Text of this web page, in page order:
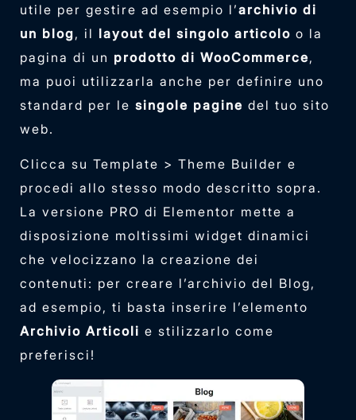
utile per gestire ad esempio l’archivio di
un blog, il layout del singolo articolo o la
pagina di un prodotto di WooCommerce,
ma puoi utilizzarla anche per definire uno
standard per le singole pagine del tuo sito
web.
Clicca su Template > Theme Builder e
procedi allo stesso modo descritto sopra.
La versione PRO di Elementor mette a
disposizione moltissimi widget dinamici
che velocizzano la creazione dei
contenuti: per creare l’archivio del Blog,
ad esempio, ti basta inserire l’elemento
Archivio Articoli e stilizzarlo come
preferisci!